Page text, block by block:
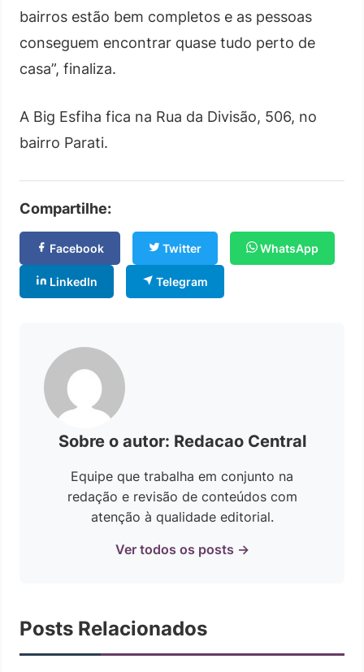
bairros estão bem completos e as pessoas
conseguem encontrar quase tudo perto de
casa”, finaliza.
A Big Esfiha fica na Rua da Divisão, 506, no
bairro Parati.
Compartilhe:
Facebook Twitter WhatsApp
LinkedIn Telegram
Sobre o autor: Redacao Central
Equipe que trabalha em conjunto na
redação e revisão de conteúdos com
atenção à qualidade editorial.
Ver todos os posts →
Posts Relacionados